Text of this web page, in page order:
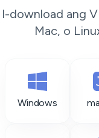
I-download ang
Mac, o
Windows